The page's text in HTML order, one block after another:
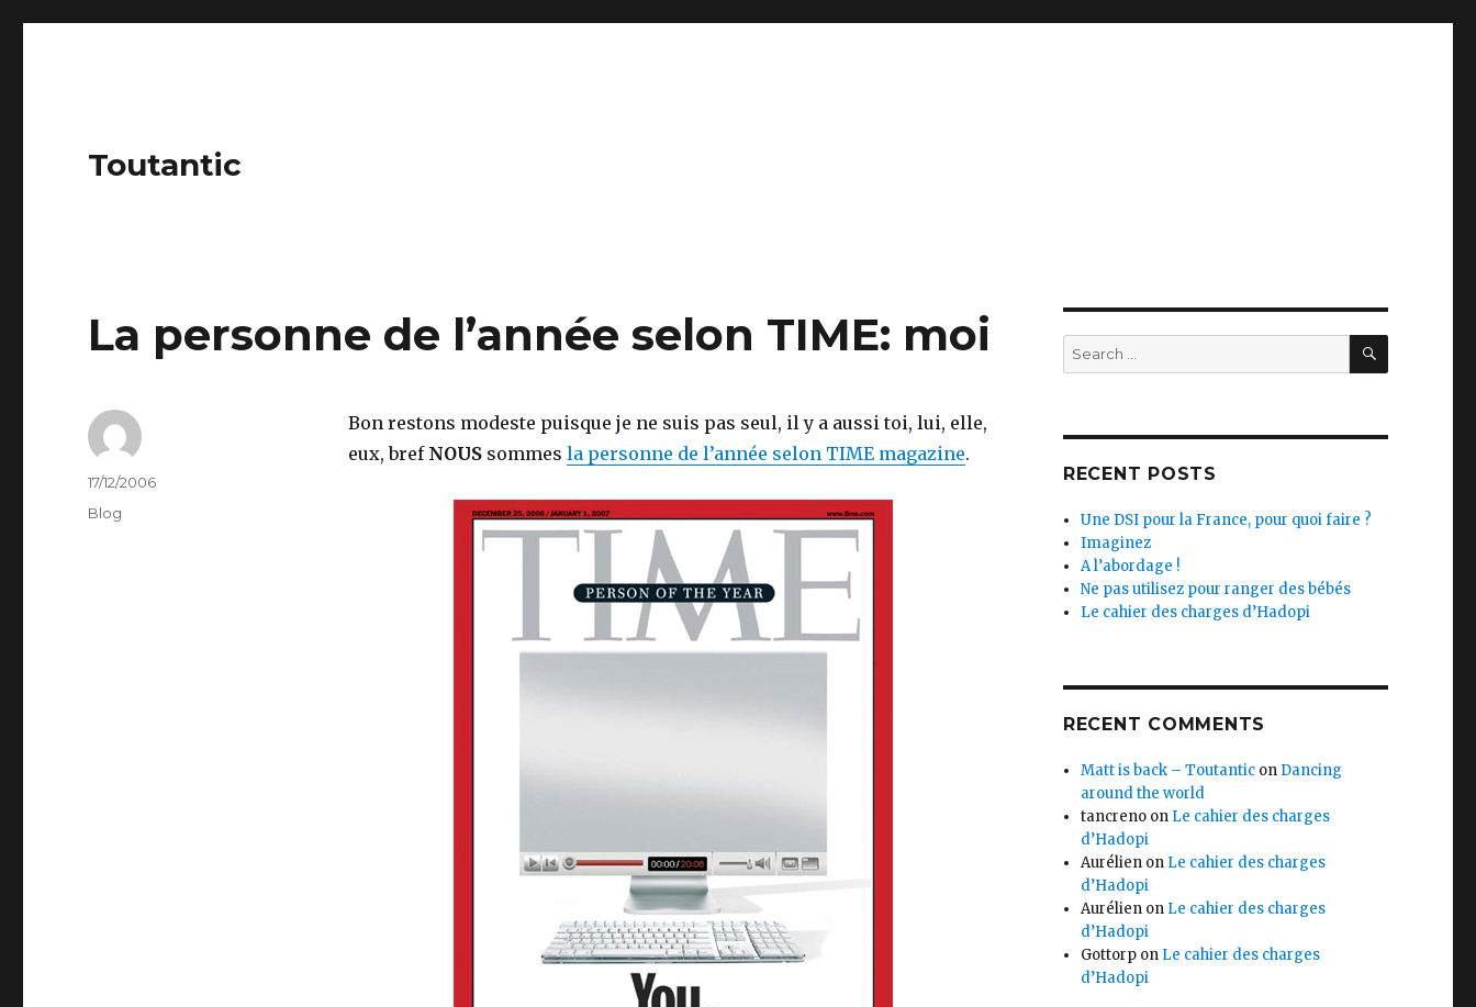
Toutantic
La personne de l’année selon TIME: moi
Bon restons modeste puisque je ne suis pas seul, il y a aussi toi, lui, elle,
eux, bref NOUSsommes la personne de l’année selon TIME magazine.
Author
Posted
on
17/12/2006
Categories
Blog
Search
for:
SEARCH
RECENT POSTS
Une DSI pour la France, pour quoi faire ?
Imaginez
A l’abordage !
Ne pas utilisez pour ranger des bébés
Le cahier des charges d’Hadopi
RECENT COMMENTS
Matt is back – Toutantic on Dancing
around the world
tancreno on Le cahier des charges
d’Hadopi
Aurélien on Le cahier des charges
d’Hadopi
Aurélien on Le cahier des charges
d’Hadopi
Gottorp on Le cahier des charges
d’Hadopi